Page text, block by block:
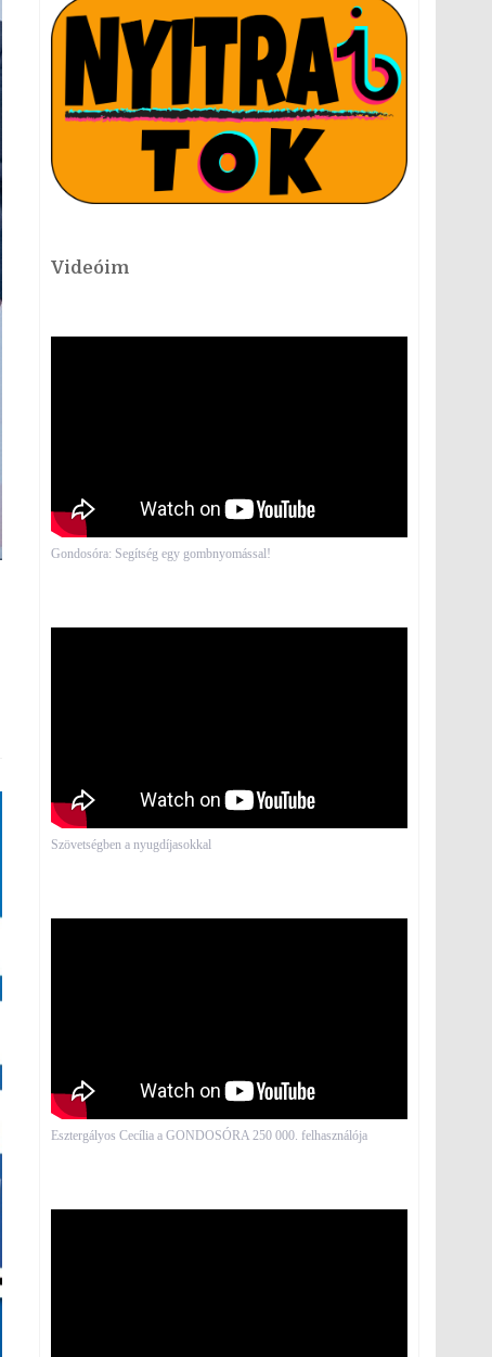
Videóim
Gondosóra: Segítség egy gombnyomással!
Szövetségben a nyugdíjasokkal
Esztergályos Cecília a GONDOSÓRA 250 000. felhasználója